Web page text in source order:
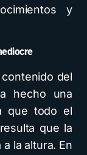
y
del
hecho una
que todo el
que la
la altura. En